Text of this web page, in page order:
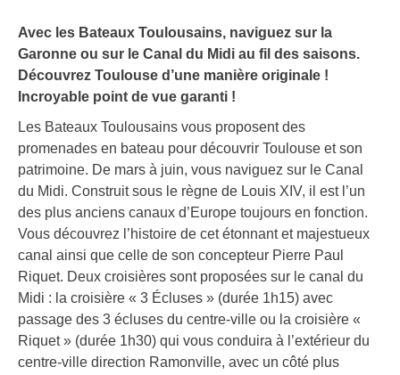
Avec les Bateaux Toulousains, naviguez sur la
Garonne ou sur le Canal du Midi au fil des saisons.
Découvrez Toulouse d’une manière originale !
Incroyable point de vue garanti !
Les Bateaux Toulousains vous proposent des
promenades en bateau pour découvrir Toulouse et son
patrimoine. De mars à juin, vous naviguez sur le Canal
du Midi. Construit sous le règne de Louis XIV, il est l’un
des plus anciens canaux d’Europe toujours en fonction.
Vous découvrez l’histoire de cet étonnant et majestueux
canal ainsi que celle de son concepteur Pierre Paul
Riquet. Deux croisières sont proposées sur le canal du
Midi : la croisière « 3 Écluses » (durée 1h15) avec
passage des 3 écluses du centre-ville ou la croisière «
Riquet » (durée 1h30) qui vous conduira à l’extérieur du
centre-ville direction Ramonville, avec un côté plus